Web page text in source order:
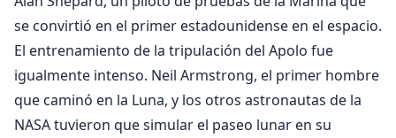
se convirtió en el primer estadounidense en el espacio.
El entrenamiento de la tripulación del Apolo fue
igualmente intenso. Neil Armstrong, el primer hombre
que caminó en la Luna, y los otros astronautas de la
NASA tuvieron que simular el paseo lunar en su